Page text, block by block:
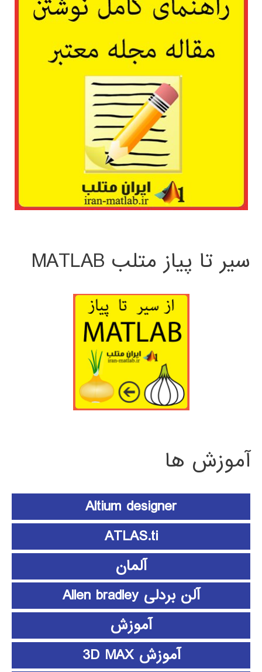
سیر تا پیاز متلب MATLAB
آموزش ها
Altium designer
ATLAS.ti
آلمان
آلن بردلی Allen bradley
آموزش
آموزش 3D MAX